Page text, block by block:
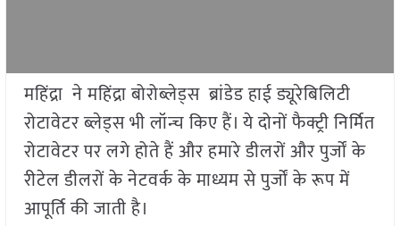
महिंद्रा ने महिंद्रा बोरोब्लेड्स ब्रांडेड हाई ड्यूरेबिलिटी
रोटावेटर ब्लेड्स भी लॉन्च किए हैं। ये दोनों फैक्ट्री निर्मित
रोटावेटर पर लगे होते हैं और हमारे डीलरों और पुर्जों के
रीटेल डीलरों के नेटवर्क के माध्यम से पुर्जों के रूप में
आपूर्ति की जाती है।